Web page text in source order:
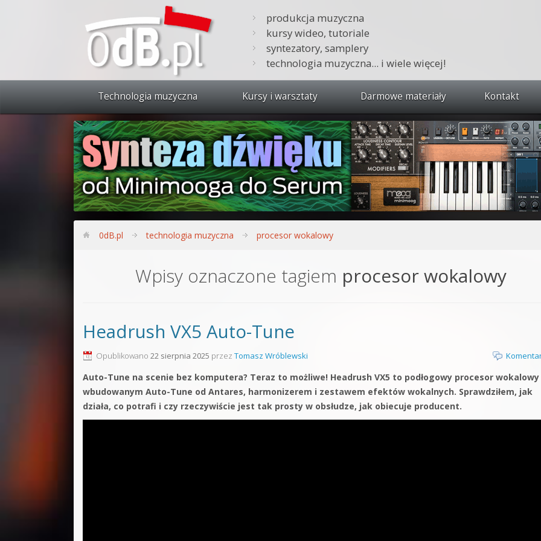
produkcja muzyczna
kursy wideo, tutoriale
syntezatory, samplery
technologia muzyczna... i wiele więcej!
Technologia muzyczna Kursy i warsztaty
Zobacz wszystkie kursy i warsztaty
Synteza dźwięku 🔥
Produkcja muzyczna w praktyce
Bitwig Studio od podstaw
Sound Forge od podstaw
Kontakt 5 Kompendium
Pakiety
Darmowe materiały Kontakt
0dB.pl technologia muzyczna procesor wokalowy
Wpisy oznaczone tagiem procesor wokalowy
Headrush VX5 Auto-Tune
Opublikowano 22 sierpnia 2025 przez Tomasz Wróblewski
Auto-Tune na scenie bez komputera? Teraz to możliwe! Headrush VX5 to podłogowy procesor wokalowy
wbudowanym Auto-Tune od Antares, harmonizerem i zestawem efektów wokalnych. Sprawdziłem, jak
działa, co potrafi i czy rzeczywiście jest tak prosty w obsłudze, jak obiecuje producent.